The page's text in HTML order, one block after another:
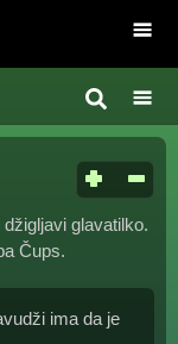
glavatilko.
Čups.
ima da je